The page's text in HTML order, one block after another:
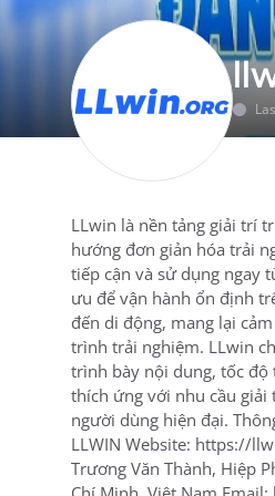
LLwin là nền tảng giải trí
hướng đơn giản hóa trải
tiếp cận và sử dụng ngay
ưu để vận hành ổn định
đến di động, mang lại
trình trải nghiệm. LLwin
trình bày nội dung, tốc độ
thích ứng với nhu cầu giải
người dùng hiện đại.
LLWIN Website: https://
Trương Văn Thành, Hiệp